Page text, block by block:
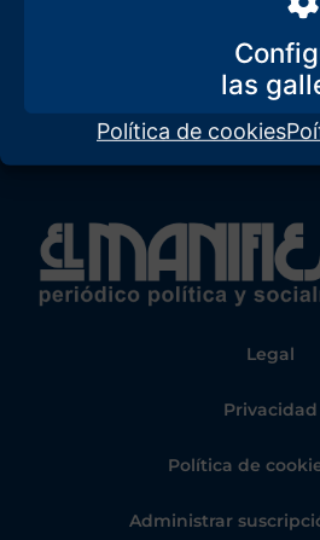
Política de cookies
Legal
Privacidad
Política de
Administrar